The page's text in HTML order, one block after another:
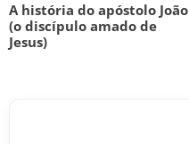
A história do apóstolo João
(o discípulo amado de
Jesus)